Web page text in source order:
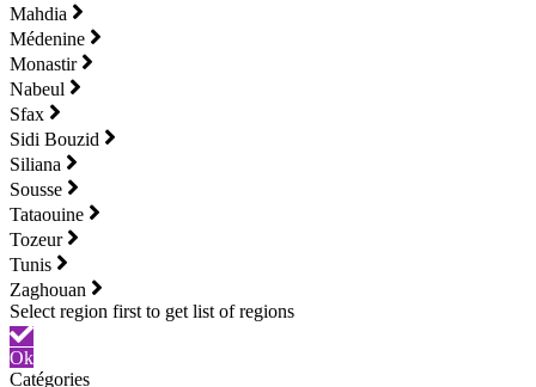
Mahdia
Médenine
Monastir
Nabeul
Sfax
Sidi Bouzid
Siliana
Sousse
Tataouine
Tozeur
Tunis
Zaghouan
Ok
Catégories